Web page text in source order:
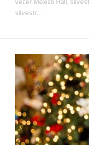
silvestr...